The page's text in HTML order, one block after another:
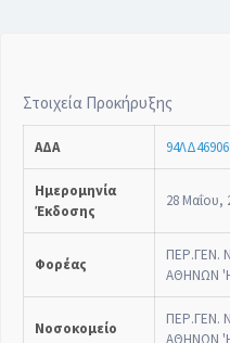
Στοιχεία Προκήρυξης
ΑΔΑ
Ημερομηνία
Έκδοσης
28 Μαΐου,
Φορέας
ΠΕΡ.ΓΕΝ.
ΑΘΗΝΩΝ
Νοσοκομείο
ΠΕΡ.ΓΕΝ.
ΑΘΗΝΩΝ